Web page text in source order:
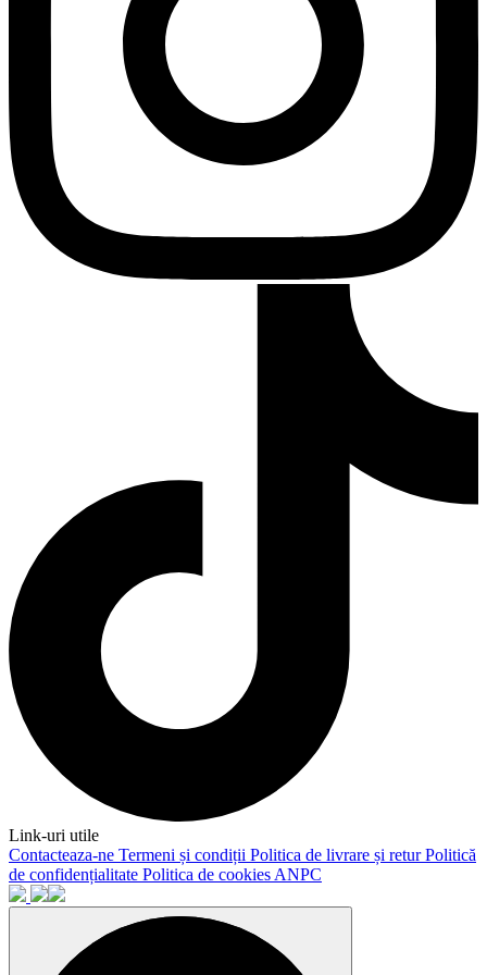
Link-uri utile
Contacteaza-ne Termeni și condiții Politica de livrare și returPolitică
de confidențialitate Politica de cookies ANPC